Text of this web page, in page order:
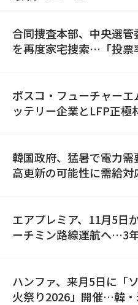
合同捜査本部、中央選管
を再度家宅捜索…「投票
ポスコ・フューチャーエ
ッテリー企業とLFP正極
韓国政府、猛暑で電力需
高更新の可能性に需給対
エアプレミア、11月5日
ーチミン路線運航へ…3
ハンファ、来月5日に「
火祭り2026」開催…韓